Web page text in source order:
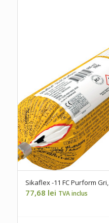
Sikaflex -11 FC Purform
77,68 lei TVA inclus